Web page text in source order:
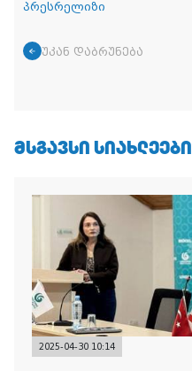
პრესრელიზი
უკან დაბრუნება
ᲛᲡᲒᲐᲕᲡᲘ ᲡᲘᲐᲮᲚᲔᲔᲑᲘ
2025-04-30 10:14